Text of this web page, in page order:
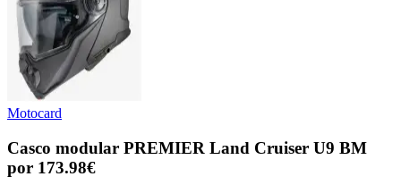
Motocard
Casco modular PREMIER Land Cruiser U9 BM
por 173.98€